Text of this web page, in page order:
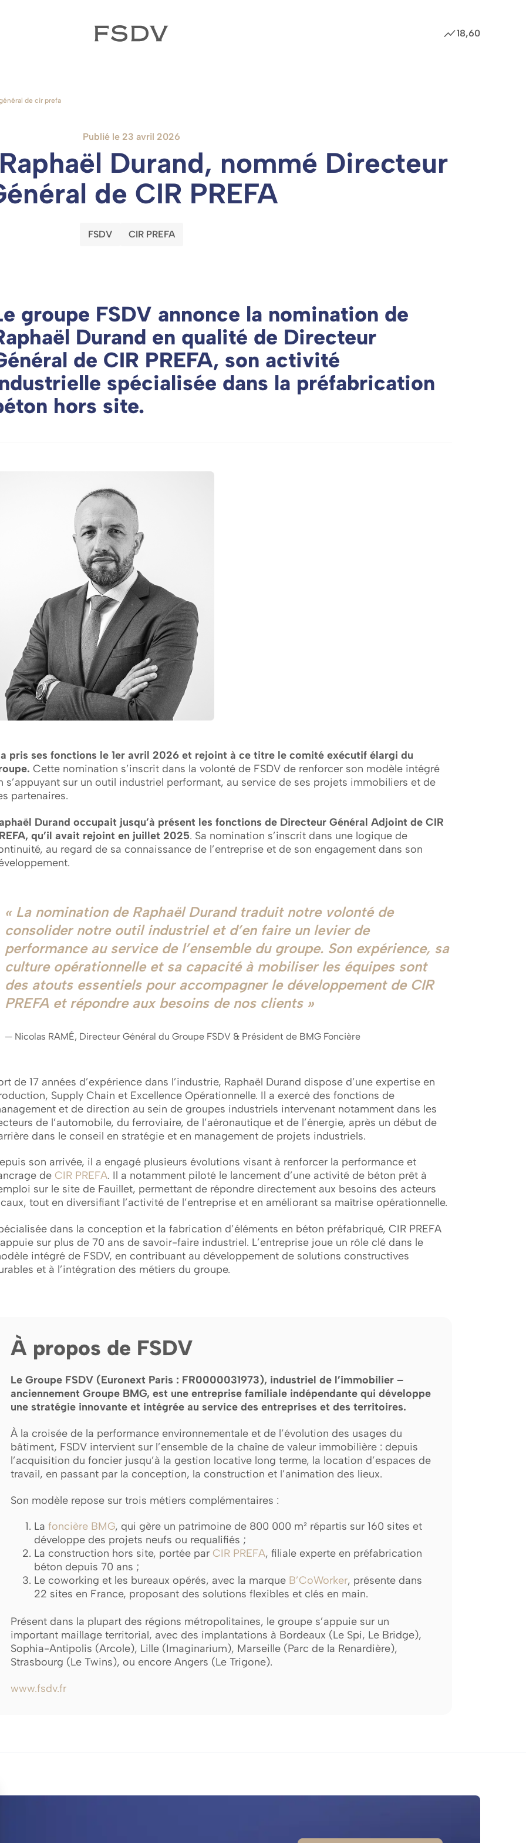
18,60
Cotation
de cir prefa
Publié le 23 avril 2026
Durand, nommé Directeur
de CIR PREFA
FSDV CIR PREFA
groupe FSDV annonce la nomination de
Durand en qualité de Directeur
de CIR PREFA, son activité
spécialisée dans la préfabrication
hors site.
pris ses fonctions le 1er avril 2026 et rejoint à ce titre le comité exécutif élargi du
Cette nomination s’inscrit dans la volonté de FSDV de renforcer son modèle intégré
s’appuyant sur un outil industriel performant, au service de ses projets immobiliers et de
partenaires.
Durand occupait jusqu’à présent les fonctions de Directeur Général Adjoint de CIR
qu’il avait rejoint en juillet 2025. Sa nomination s’inscrit dans une logique de
au regard de sa connaissance de l’entreprise et de son engagement dans son
La nomination de Raphaël Durand traduit notre volonté de
consolider notre outil industriel et d’en faire un levier de
performance au service de l’ensemble du groupe. Son expérience, sa
culture opérationnelle et sa capacité à mobiliser les équipes sont
des atouts essentiels pour accompagner le développement de CIR
PREFA et répondre aux besoins de nos clients
Nicolas RAMÉ, Directeur Général du Groupe FSDV & Président de BMG Foncière
de 17 années d’expérience dans l’industrie, Raphaël Durand dispose d’une expertise en
Supply Chain et Excellence Opérationnelle. Il a exercé des fonctions de
et de direction au sein de groupes industriels intervenant notamment dans les
de l’automobile, du ferroviaire, de l’aéronautique et de l’énergie, après un début de
dans le conseil en stratégie et en management de projets industriels.
son arrivée, il a engagé plusieurs évolutions visant à renforcer la performance et
de CIR PREFA. Il a notamment piloté le lancement d’une activité de béton prêt à
sur le site de Fauillet, permettant de répondre directement aux besoins des acteurs
tout en diversifiant l’activité de l’entreprise et en améliorant sa maîtrise opérationnelle.
dans la conception et la fabrication d’éléments en béton préfabriqué, CIR PREFA
sur plus de 70 ans de savoir-faire industriel. L’entreprise joue un rôle clé dans le
intégré de FSDV, en contribuant au développement de solutions constructives
et à l’intégration des métiers du groupe.
À propos de FSDV
Le Groupe FSDV (Euronext Paris : FR0000031973), industriel de l’immobilier –
anciennement Groupe BMG, est une entreprise familiale indépendante qui développe
une stratégie innovante et intégrée au service des entreprises et des territoires.
À la croisée de la performance environnementale et de l’évolution des usages du
bâtiment, FSDV intervient sur l’ensemble de la chaîne de valeur immobilière : depuis
l’acquisition du foncier jusqu’à la gestion locative long terme, la location d’espaces de
travail, en passant par la conception, la construction et l’animation des lieux.
Son modèle repose sur trois métiers complémentaires :
La foncière BMG, qui gère un patrimoine de 800 000 m² répartis sur 160 sites et
développe des projets neufs ou requalifiés ;
La construction hors site, portée par CIR PREFA, filiale experte en préfabrication
béton depuis 70 ans ;
Le coworking et les bureaux opérés, avec la marque B’CoWorker, présente dans
22 sites en France, proposant des solutions flexibles et clés en main.
Présent dans la plupart des régions métropolitaines, le groupe s’appuie sur un
important maillage territorial, avec des implantations à Bordeaux (Le Spi, Le Bridge),
Sophia-Antipolis (Arcole), Lille (Imaginarium), Marseille (Parc de la Renardière),
Strasbourg (Le Twins), ou encore Angers (Le Trigone).
www.fsdv.fr